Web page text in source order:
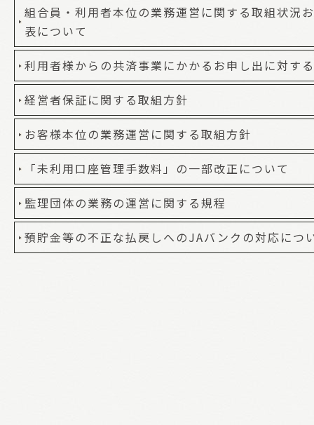
組合員・利用者本位の業務運営に関する取組状況
表について
利用者様からの共済事業にかかるお申し出に対す
経営者保証に関する取組方針
お客様本位の業務運営に関する取組方針
「未利用口座管理手数料」の一部改正について
監理団体の業務の運営に関する規程
預貯金等の不正な払戻しへのJAバンクの対応につ